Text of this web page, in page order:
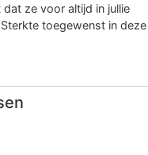
ze voor altijd in jullie
toegewenst in deze